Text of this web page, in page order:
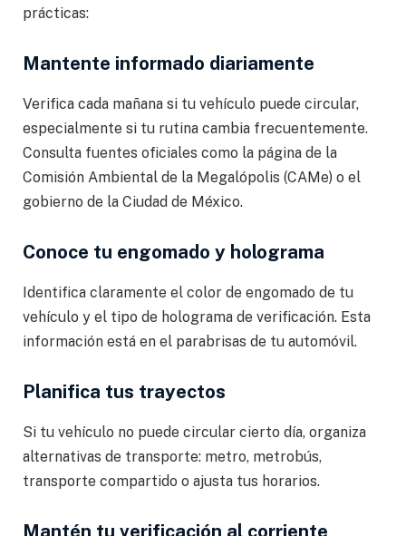
prácticas:
Mantente informado diariamente
Verifica cada mañana si tu vehículo puede circular,
especialmente si tu rutina cambia frecuentemente.
Consulta fuentes oficiales como la página de la
Comisión Ambiental de la Megalópolis (CAMe) o el
gobierno de la Ciudad de México.
Conoce tu engomado y holograma
Identifica claramente el color de engomado de tu
vehículo y el tipo de holograma de verificación. Esta
información está en el parabrisas de tu automóvil.
Planifica tus trayectos
Si tu vehículo no puede circular cierto día, organiza
alternativas de transporte: metro, metrobús,
transporte compartido o ajusta tus horarios.